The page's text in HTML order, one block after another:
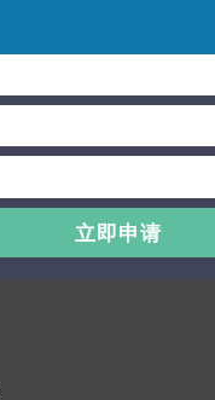
立即申请